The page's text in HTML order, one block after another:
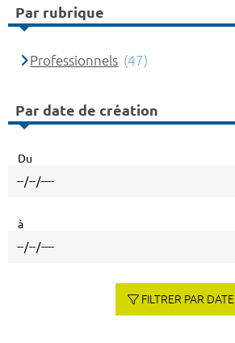
Par rubrique
Professionnels (47)
Par date de création
Du
à
FILTRER PAR DATE